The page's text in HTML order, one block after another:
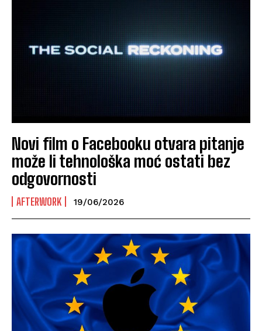
Novi film o Facebooku otvara pitanje
može li tehnološka moć ostati bez
odgovornosti
AFTERWORK 19/06/2026